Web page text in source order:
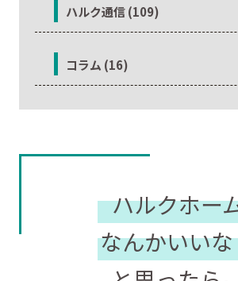
ハルク通信 (109)
コラム (16)
ハルクホー
なんかいい